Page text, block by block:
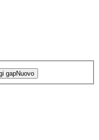
gapNuovo